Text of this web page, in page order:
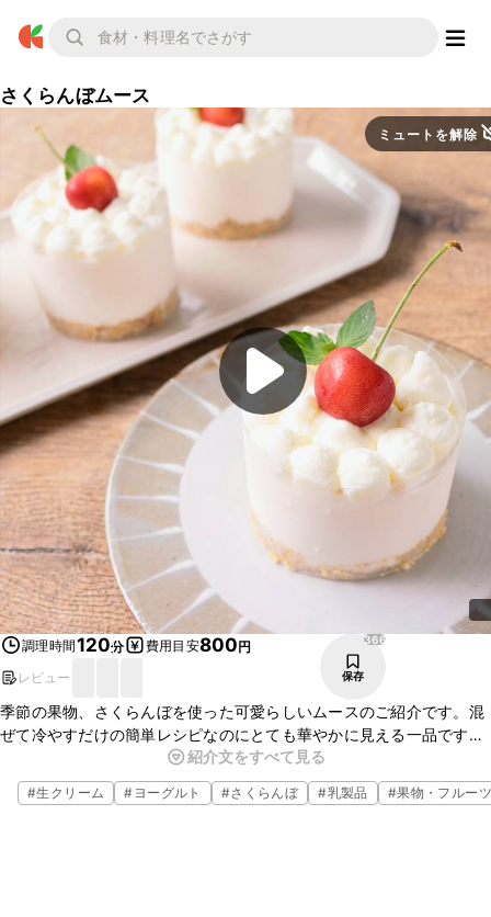
さくらんぼムース
ミュートを解除
調理時間120分 費用目安800円
レビュー
366
保存
季節の果物、さくらんぼを使った可愛らしいムースのご紹介です。混
ぜて冷やすだけの簡単レシピなのにとても華やかに見える一品です。
さくらんぼの甘酸っぱさがとても美味しいムースなので、この機会に
是非作ってみて下さいね。
紹介文をすべて見る
#生クリーム #ヨーグルト #さくらんぼ #乳製品 #果物・フルー